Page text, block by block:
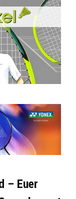
– Euer